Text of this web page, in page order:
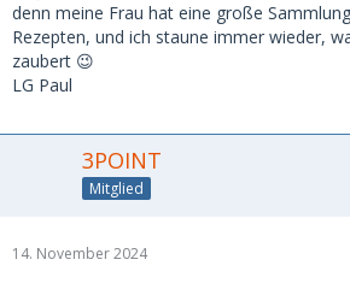
denn meine Frau hat eine große
Rezepten, und ich staune immer wieder,
zaubert 😉
LG Paul
3POINT
Mitglied
14. November 2024